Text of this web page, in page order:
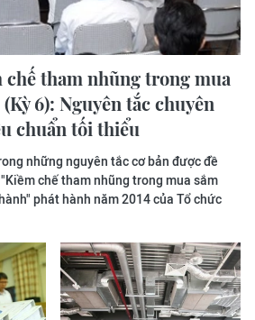
tham nhũng trong mua
6): Nguyên tắc chuyên
chuẩn tối thiểu
những nguyên tắc cơ bản được đề
chế tham nhũng trong mua sắm
phát hành năm 2014 của Tổ chức